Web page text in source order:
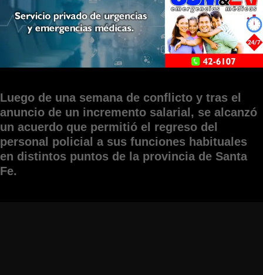
Luego de una semana de conflicto y tras el
anuncio de un incremento salarial, se alcanzó
un acuerdo que permitió el regreso del
personal policial a sus funciones habituales
en distintos puntos de la provincia de Santa
Fe.